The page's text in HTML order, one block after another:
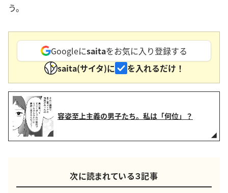
う。
Googleにsaitaをお気に入り登録する
saita(サイタ)に
を入れるだけ！
容姿至上主義の男子たち。私は「何位」？
次に読まれている３記事